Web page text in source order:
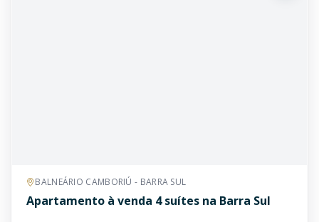
BALNEÁRIO CAMBORIÚ - BARRA SUL
Apartamento à venda 4 suítes na Barra Sul